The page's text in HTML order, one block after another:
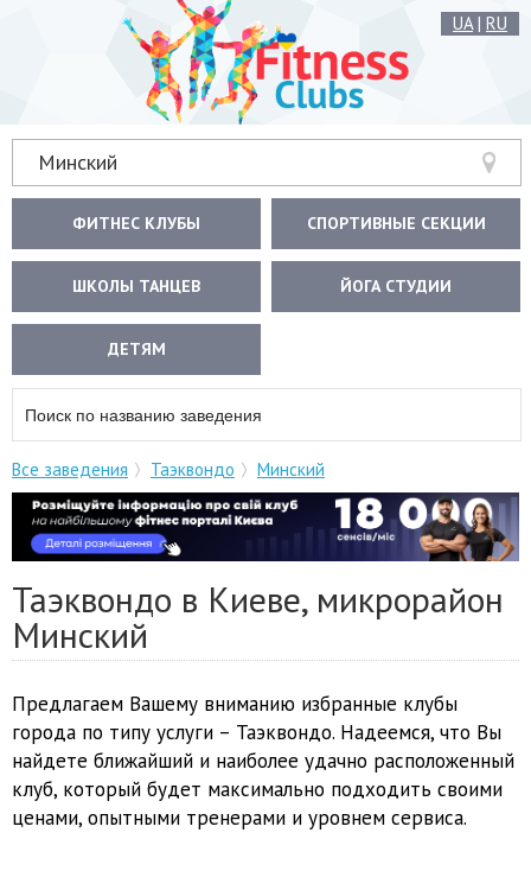
UA| RU
Минский
ФИТНЕС КЛУБЫ СПОРТИВНЫЕ СЕКЦИИ
ШКОЛЫ ТАНЦЕВ ЙОГА СТУДИИ
ДЕТЯМ
Все заведения Таэквондо Минский
Таэквондо в Киеве, микрорайон
Минский
Предлагаем Вашему вниманию избранные клубы
города по типу услуги – Таэквондо. Надеемся, что Вы
найдете ближайший и наиболее удачно расположенный
клуб, который будет максимально подходить своими
ценами, опытными тренерами и уровнем сервиса.